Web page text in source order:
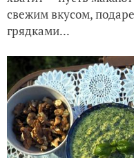
свежим вкусом,
грядками...